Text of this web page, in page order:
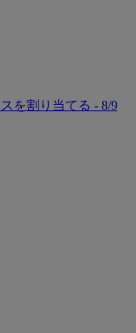
を割り当てる - 8/9